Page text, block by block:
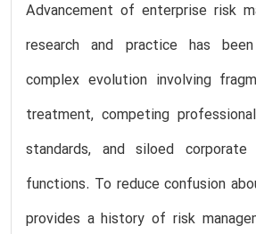
Advancement of enterprise risk
research and practice has
complex evolution involving
treatment, competing
standards, and siloed corporate
functions. To reduce confusion
provides a history of risk